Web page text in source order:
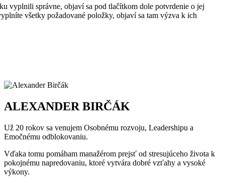
vyplnili správne, objaví sa pod tlačítkom dole potvrdenie o jej
všetky požadované položky, objaví sa tam výzva k ich
ALEXANDER BIRČÁK
Už 20 rokov sa venujem Osobnému rozvoju, Leadershipu a
Emočnému odblokovaniu.
Vďaka tomu pomáham manažérom prejsť od stresujúceho života k
pokojnému napredovaniu, ktoré vytvára dobré vzťahy a vysoké
výkony.